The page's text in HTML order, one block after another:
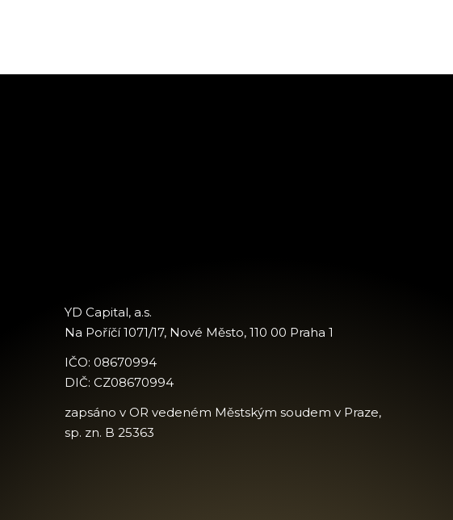
YD Capital, a.s.
Na Poříčí 1071/17, Nové Město, 110 00 Praha 1
IČO: 08670994
DIČ: CZ08670994
zapsáno v OR vedeném Městským soudem v Praze,
sp. zn. B 25363